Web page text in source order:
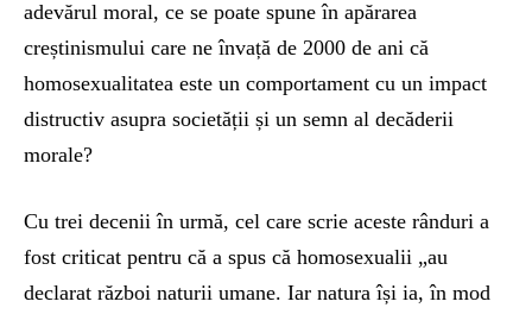
adevărul moral, ce se poate spune în apărarea
creștinismului care ne învață de 2000 de ani că
homosexualitatea este un comportament cu un impact
distructiv asupra societății și un semn al decăderii
morale?
Cu trei decenii în urmă, cel care scrie aceste rânduri a
fost criticat pentru că a spus că homosexualii „au
declarat război naturii umane. Iar natura își ia, în mod